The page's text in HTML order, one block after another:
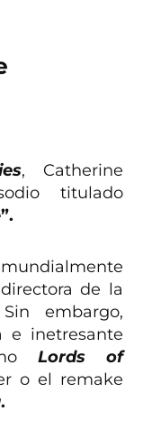
, Catherine
titulado
de la
embargo,
e inetresante
Lords of
o el remake
.